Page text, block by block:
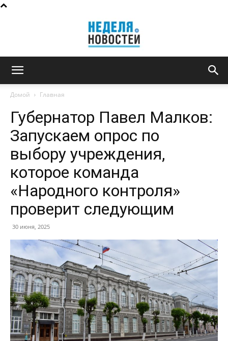
новостей
Домой Главная
Губернатор Павел Малков:
Запускаем опрос по
выбору учреждения,
которое команда
«Народного контроля»
проверит следующим
30 июня, 2025